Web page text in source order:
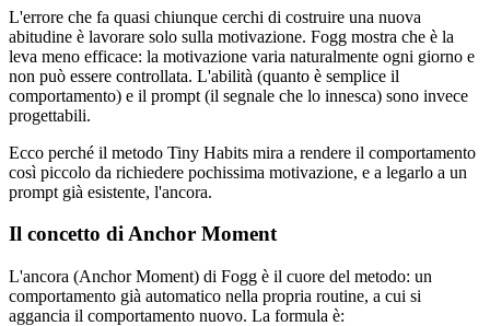
L'errore che fa quasi chiunque cerchi di costruire una nuova
abitudine è lavorare solo sulla motivazione. Fogg mostra che è la
leva meno efficace: la motivazione varia naturalmente ogni giorno e
non può essere controllata. L'abilità (quanto è semplice il
comportamento) e il prompt (il segnale che lo innesca) sono invece
progettabili.
Ecco perché il metodo Tiny Habits mira a rendere il comportamento
così piccolo da richiedere pochissima motivazione, e a legarlo a un
prompt già esistente, l'ancora.
Il concetto di Anchor Moment
L'ancora (Anchor Moment) di Fogg è il cuore del metodo: un
comportamento già automatico nella propria routine, a cui si
aggancia il comportamento nuovo. La formula è: